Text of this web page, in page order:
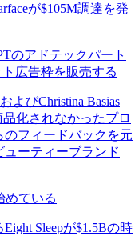
が$105M調達を発
のアドテックパート
広告枠を販売する
よびChristina Basias
化されなかったプロ
フィードバックを元
ーティーブランド
めている
Sleepが$1.5Bの時